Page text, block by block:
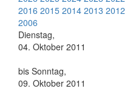
2016 2015 2014 2013 2012
2006
Dienstag,
04. Oktober 2011
bis Sonntag,
09. Oktober 2011